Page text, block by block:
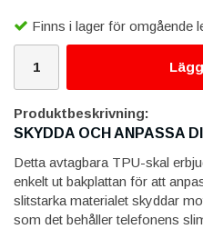
Finns i lager för omgående
Produktbeskrivning:
SKYDDA OCH ANPASSA
Detta avtagbara TPU-skal
enkelt ut bakplattan för att
slitstarka materialet skyddar
som det behåller telefonens